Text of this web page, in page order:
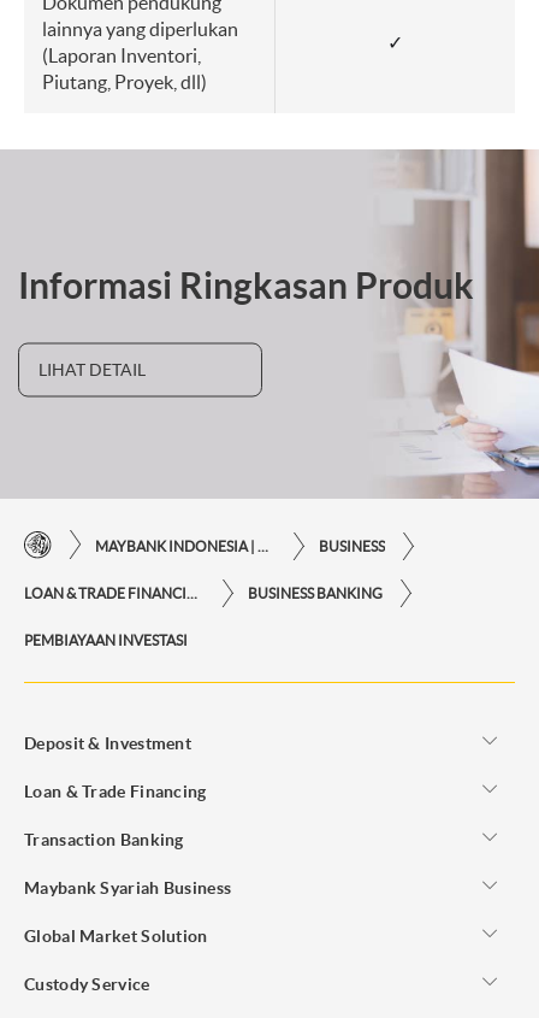
lainnya yang diperlukan
(Laporan Inventori,
Piutang, Proyek, dll)
✓
Informasi Ringkasan Produk
LIHAT DETAIL
BUSINESS
BUSINESS BANKING
PEMBIAYAAN INVESTASI
Deposit & Investment
Loan & Trade Financing
Transaction Banking
Maybank Syariah Business
Global Market Solution
Custody Service